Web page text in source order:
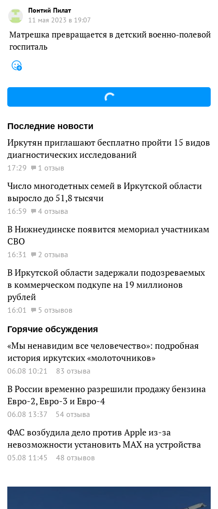
Понтий Пилат
11 мая 2023 в 19:07
Матрешка превращается в детский военно-полевой
госпиталь
Последние новости
Иркутян приглашают бесплатно пройти 15 видов
диагностических исследований
17:29 1 отзыв
Число многодетных семей в Иркутской области
выросло до 51,8 тысячи
16:59 4 отзыва
В Нижнеудинске появится мемориал участникам
СВО
16:31 2 отзыва
В Иркутской области задержали подозреваемых
в коммерческом подкупе на 19 миллионов
рублей
16:01
5 отзывов
Горячие обсуждения
«Мы ненавидим все человечество»: подробная
история иркутских «молоточников»
06.08 10:21 83 отзыва
В России временно разрешили продажу бензина
Евро-2, Евро-3 и Евро-4
06.08 13:37 54 отзыва
ФАС возбудила дело против Apple из-за
невозможности установить MAX на устройства
05.08 11:45 48 отзывов